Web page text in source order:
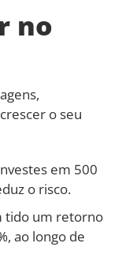
no
o seu
em 500
o risco.
tido um retorno
ao longo de